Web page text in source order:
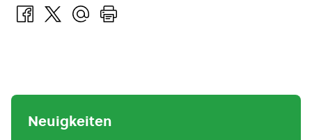
Neuigkeiten